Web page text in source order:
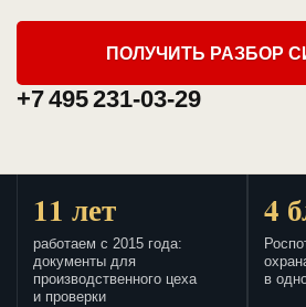
ПОЛУЧИТЬ РАЗБОР
+7 495 231-03-29
11 лет
работаем с 2015 года:
документы для
производственного цеха
и проверки
4
в